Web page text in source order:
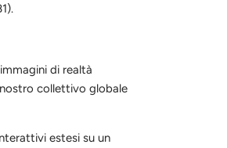
di realtà
collettivo globale
estesi su un